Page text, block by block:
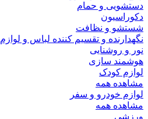
دستشویی و حمام
دکوراسیون
شستشو و نظافت
نگهدارنده و تقسیم کننده لباس و لوازم
نور و روشنایی
هوشمند سازی
لوازم کودک
مشاهده همه
لوازم خودرو و سفر
مشاهده همه
ورزشی